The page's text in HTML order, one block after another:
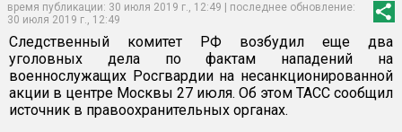
время публикации: 30 июля 2019 г., 12:49 | последнее обновление:
30 июля 2019 г., 12:49
Следственный комитет РФ возбудил еще два
уголовных дела по фактам нападений на
военнослужащих Росгвардии на несанкционированной
акции в центре Москвы 27 июля. Об этом ТАСС сообщил
источник в правоохранительных органах.